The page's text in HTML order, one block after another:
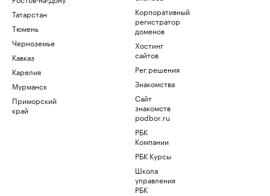
Татарстан
Тюмень
Черноземье
Кавказ
Карелия
Мурманск
Приморский
край
Корпоративный
регистратор
доменов
Хостинг
сайтов
Рег.решения
Знакомства
Сайт
знакомств
podbor.ru
РБК
Компании
РБК Курсы
Школа
управления
РБК